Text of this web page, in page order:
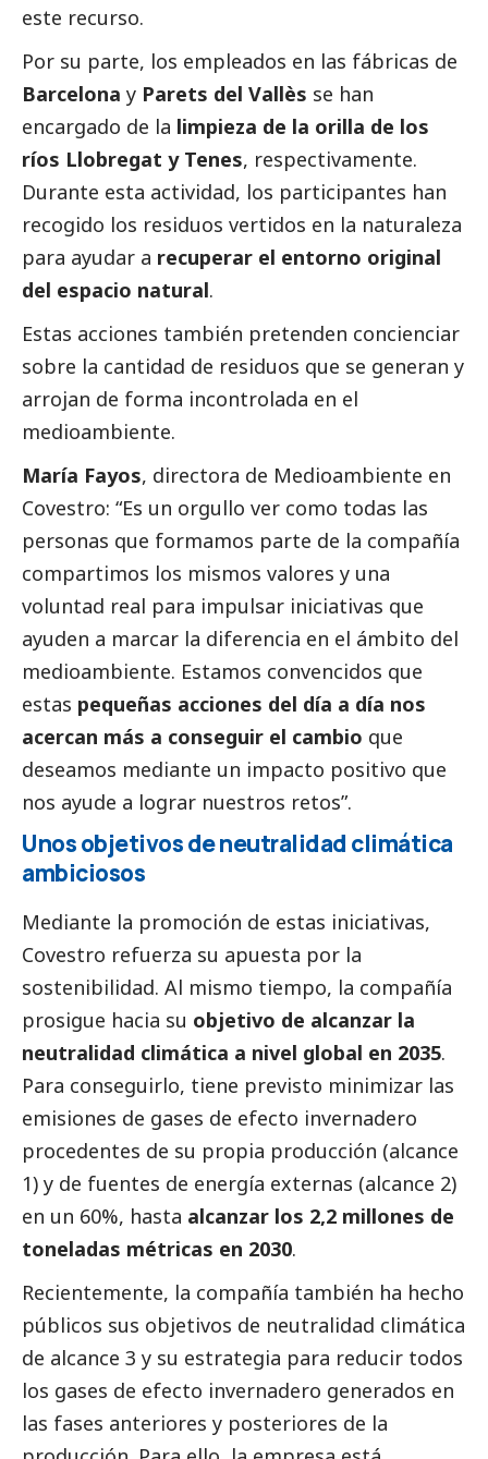
este recurso.
Por su parte, los empleados en las fábricas de
Barcelona y Parets del Vallès se han
encargado de la limpieza de la orilla de los
ríos Llobregat y Tenes, respectivamente.
Durante esta actividad, los participantes han
recogido los residuos vertidos en la naturaleza
para ayudar a recuperar el entorno original
del espacio natural.
Estas acciones también pretenden concienciar
sobre la cantidad de residuos que se generan y
arrojan de forma incontrolada en el
medioambiente.
María Fayos, directora de Medioambiente en
Covestro: “Es un orgullo ver como todas las
personas que formamos parte de la compañía
compartimos los mismos valores y una
voluntad real para impulsar iniciativas que
ayuden a marcar la diferencia en el ámbito del
medioambiente. Estamos convencidos que
estas pequeñas acciones del día a día nos
acercan más a conseguir el cambio que
deseamos mediante un impacto positivo que
nos ayude a lograr nuestros retos”.
Unos objetivos de neutralidad climática
ambiciosos
Mediante la promoción de estas iniciativas,
Covestro refuerza su apuesta por la
sostenibilidad. Al mismo tiempo, la compañía
prosigue hacia su objetivo de alcanzar la
neutralidad climática a nivel global en 2035.
Para conseguirlo, tiene previsto minimizar las
emisiones de gases de efecto invernadero
procedentes de su propia producción (alcance
1) y de fuentes de energía externas (alcance 2)
en un 60%, hasta alcanzar los 2,2 millones de
toneladas métricas en 2030.
Recientemente, la compañía también ha hecho
públicos sus objetivos de neutralidad climática
de alcance 3 y su estrategia para reducir todos
los gases de efecto invernadero generados en
las fases anteriores y posteriores de la